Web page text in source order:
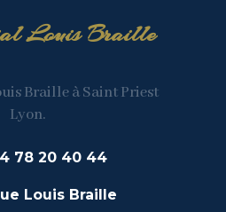
Louis Braille
Braille à Saint Priest
Lyon.
78 20 40 44
Louis Braille